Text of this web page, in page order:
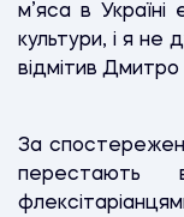
м’яса в
культури, і я не
відмітив
За
перестають